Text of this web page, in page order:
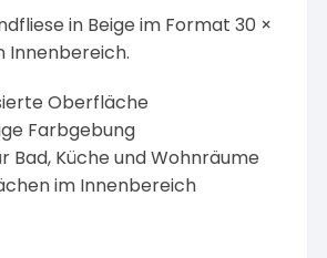
in Beige im Format 30 ×
Innenbereich.
Oberfläche
Farbgebung
Bad, Küche und Wohnräume
im Innenbereich